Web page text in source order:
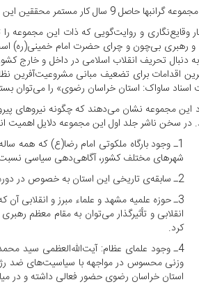
حاصل 9 سال کار مستمر محققین این مرکز است.
وقایع‌نگاری و روایت‌گویی که ذات این مجموعه
دنبال تحریف انقلاب اسلامی در داخل و خارج
اقدامات برای تضعیف مبانی مشروعیت‌آفرین
اسناد ساواک: استان خراسان رضوی» را می‌توان
در سخن ناشر جلد اول این مجموعه دلایل اهمیت
1ـ وجود بارگاه ملکوتی امام رضا(ع) که همه
شهرهای مختلف کشور، آگاهی‌دهی سیاسی
2ـ سابقه‌ی تاریخی این استان به خصوص در دوره‌ی معاصر که اوج آن را در ماجرای مسجد گوهرشاد می‌توان مشاهده کرد.
3ـ حوزه علمیه مشهد و علماء مبرز و انقلابی
انقلابی و تأثیرگذار می‌توان به مقام معظم
کرد.
4ـ وجود علمای عظام: آیت‌الله‌العظمی سید
استان خراسان رضوی حضور فعالی داشته و در